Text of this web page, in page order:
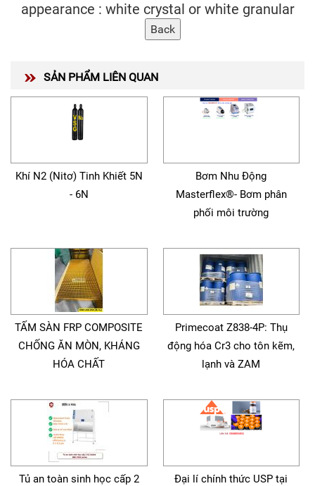
appearance : white crystal or white granular
SẢN PHẨM LIÊN QUAN
Khí N2 (Nitơ) Tinh Khiết 5N
- 6N
Bơm Nhu Động
Masterflex®- Bơm phân
phối môi trường
TẤM SÀN FRP COMPOSITE
CHỐNG ĂN MÒN, KHÁNG
HÓA CHẤT
Primecoat Z838-4P: Thụ
động hóa Cr3 cho tôn kẽm,
lạnh và ZAM
Tủ an toàn sinh học cấp 2
Đại lí chính thức USP tại